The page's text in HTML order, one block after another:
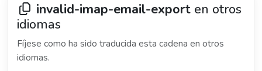
invalid-imap-email-export en otros
idiomas
Fíjese como ha sido traducida esta cadena en otros
idiomas.